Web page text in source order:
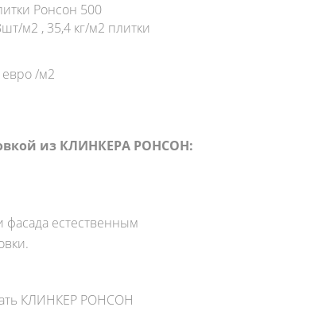
Ронсон 500
м2 , 35,4 кг/м2 плитки
25-30 евро /м2
из КЛИНКЕРА РОНСОН:
фасада естественным
КЛИНКЕР РОНСОН